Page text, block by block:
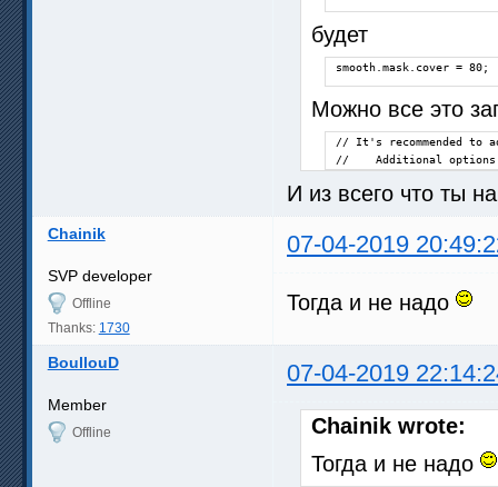
будет
smooth.mask.cover = 80;
Можно все это
// It's recommended to
//    Additional options
И из всего что ты
Chainik 07-04-2019
SVP developer
Offline
Thanks: 1730
Тогда и не надо
BoullouD 07-04-2019
Member
Offline
Chainik wrote:
Тогда и не надо